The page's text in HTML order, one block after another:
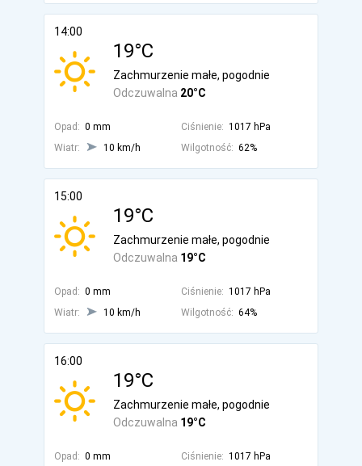
14:00
19°C
Odczuwalna 20°C
Zachmurzenie małe, pogodnie
Opad: 0 mm Ciśnienie: 1017 hPa
Wiatr:
10 km/h Wilgotność: 62%
15:00
19°C
Odczuwalna 19°C
Zachmurzenie małe, pogodnie
Opad: 0 mm Ciśnienie: 1017 hPa
Wiatr:
10 km/h Wilgotność: 64%
16:00
19°C
Odczuwalna 19°C
Zachmurzenie małe, pogodnie
Opad: 0 mm Ciśnienie: 1017 hPa